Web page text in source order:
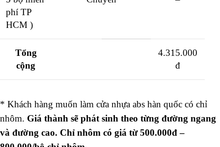
phí TP
HCM )
Tổng
cộng
4.315.000
đ
* Khách hàng muốn làm cửa nhựa abs hàn quốc có chỉ
nhôm. Giá thành sẽ phát sinh theo từng đường ngang
và đường cao. Chỉ nhôm có giá từ 500.000đ –